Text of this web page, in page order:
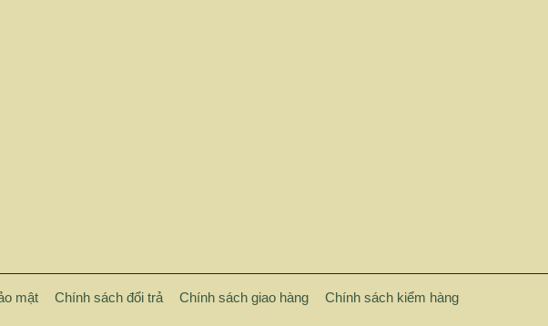
mật Chính sách đổi trả Chính sách giao hàng Chính sách kiểm hàng